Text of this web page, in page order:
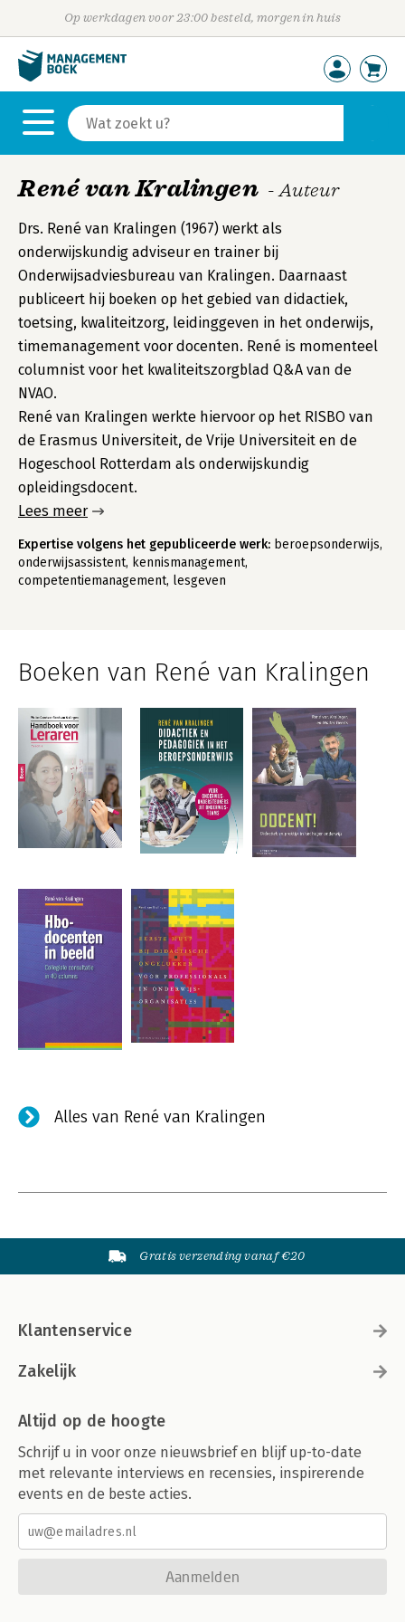
Op werkdagen voor 23:00 besteld, morgen in huis
René van Kralingen - Auteur
Drs. René van Kralingen (1967) werkt als
onderwijskundig adviseur en trainer bij
Onderwijsadviesbureau van Kralingen. Daarnaast
publiceert hij boeken op het gebied van didactiek,
toetsing, kwaliteitzorg, leidinggeven in het onderwijs,
timemanagement voor docenten. René is momenteel
columnist voor het kwaliteitszorgblad Q&A van de
NVAO.
René van Kralingen werkte hiervoor op het RISBO van
de Erasmus Universiteit, de Vrije Universiteit en de
Hogeschool Rotterdam als onderwijskundig
opleidingsdocent.
Lees meer
Expertise volgens het gepubliceerde werk: beroepsonderwijs,
onderwijsassistent, kennismanagement,
competentiemanagement, lesgeven
Boeken van René van Kralingen
Alles van René van Kralingen
Gratis verzending vanaf €20
Klantenservice
Zakelijk
Altijd op de hoogte
Schrijf u in voor onze nieuwsbrief en blijf up-to-date
met relevante interviews en recensies, inspirerende
events en de beste acties.
Aanmelden